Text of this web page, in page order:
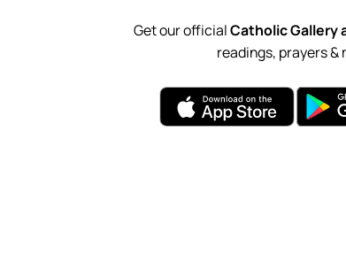
Get our officialCatholic Gallery
readings, prayers &